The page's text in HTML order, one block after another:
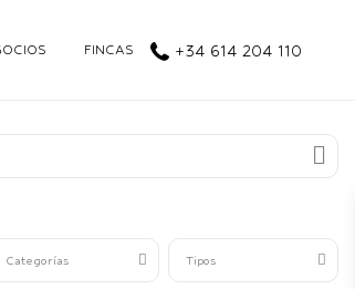
FINCAS +34 614 204 110
Categorías Tipos